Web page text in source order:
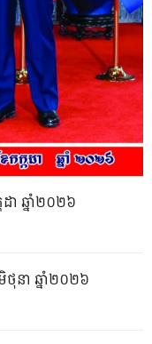
ា ឆ្នាំ២០២៦
នា ឆ្នាំ២០២៦